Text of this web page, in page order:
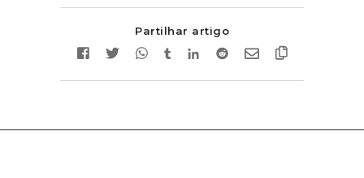
Partilhar artigo